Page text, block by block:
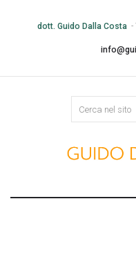
dott. Guido Dalla Costa -